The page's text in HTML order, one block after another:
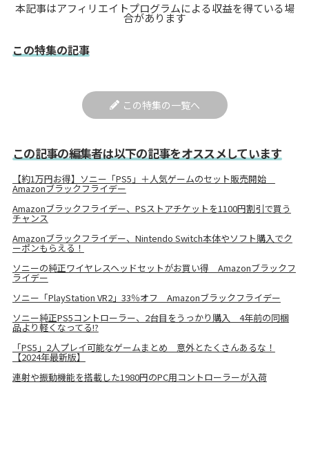
本記事はアフィリエイトプログラムによる収益を得ている場
合があります
この特集の記事
この特集の一覧へ
この記事の編集者は以下の記事をオススメしています
【約1万円お得】ソニー「PS5」＋人気ゲームのセット販売開始
Amazonブラックフライデー
Amazonブラックフライデー、PSストアチケットを1100円割引で買う
チャンス
Amazonブラックフライデー、Nintendo Switch本体やソフト購入でク
ーポンもらえる！
ソニーの純正ワイヤレスヘッドセットがお買い得 Amazonブラックフ
ライデー
ソニー「PlayStation VR2」33％オフ Amazonブラックフライデー
ソニー純正PS5コントローラー、2台目をうっかり購入 4年前の同梱
品より軽くなってる!?
「PS5」2人プレイ可能なゲームまとめ 意外とたくさんあるな！
【2024年最新版】
連射や振動機能を搭載した1980円のPC用コントローラーが入荷